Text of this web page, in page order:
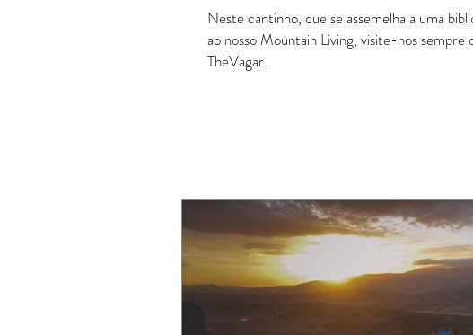
Neste cantinho, que se assemelha a uma
ao nosso Mountain Living, visite-nos
TheVagar.